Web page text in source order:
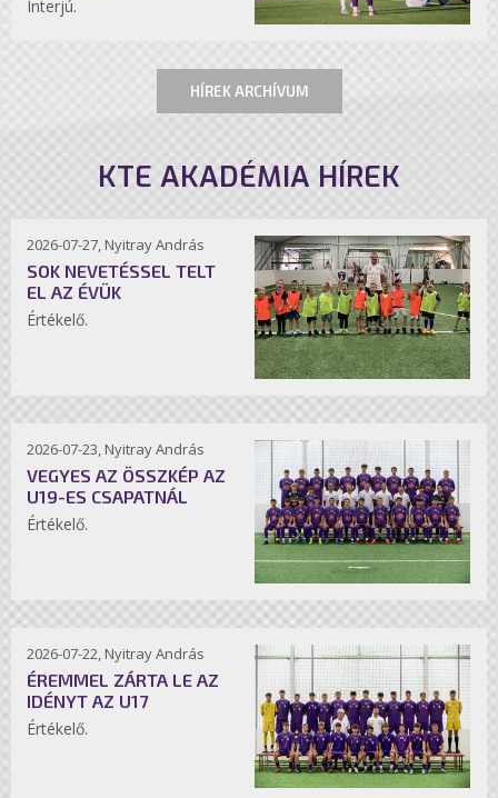
Interjú.
HÍREK ARCHÍVUM
KTE AKADÉMIA HÍREK
2026-07-27, Nyitray András
SOK NEVETÉSSEL TELT
EL AZ ÉVÜK
Értékelő.
2026-07-23, Nyitray András
VEGYES AZ ÖSSZKÉP AZ
U19-ES CSAPATNÁL
Értékelő.
2026-07-22, Nyitray András
ÉREMMEL ZÁRTA LE AZ
IDÉNYT AZ U17
Értékelő.